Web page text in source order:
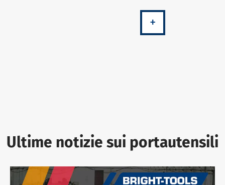
+
Ultime notizie sui portautensili